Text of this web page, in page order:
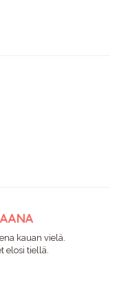
kauan vielä.
elosi tiellä.